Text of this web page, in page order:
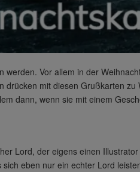
Vor allem in der
drücken mit diesen Grußkarten zu
dann, wenn sie mit einem
Lord, der eigens einen
eben nur ein echter Lord